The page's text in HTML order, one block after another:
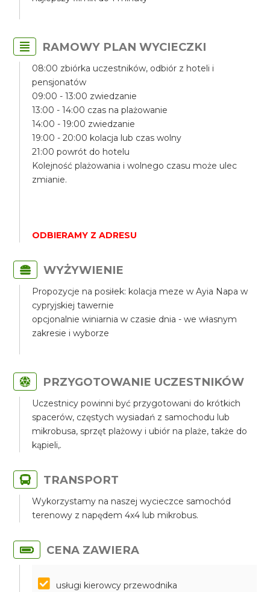
RAMOWY PLAN WYCIECZKI
08:00 zbiórka uczestników, odbiór z hoteli i
pensjonatów
09:00 - 13:00 zwiedzanie
13:00 - 14:00 czas na plażowanie
14:00 - 19:00 zwiedzanie
19:00 - 20:00 kolacja lub czas wolny
21:00 powrót do hotelu
Kolejność plażowania i wolnego czasu może ulec
zmianie.
ODBIERAMY Z ADRESU
WYŻYWIENIE
Propozycje na posiłek: kolacja meze w Ayia Napa w
cypryjskiej tawernie
opcjonalnie winiarnia w czasie dnia - we własnym
zakresie i wyborze
PRZYGOTOWANIE UCZESTNIKÓW
Uczestnicy powinni być przygotowani do krótkich
spacerów, częstych wysiadań z samochodu lub
mikrobusa, sprzęt plażowy i ubiór na plaże, także do
kąpieli,.
TRANSPORT
Wykorzystamy na naszej wycieczce samochód
terenowy z napędem 4x4 lub mikrobus.
CENA ZAWIERA
usługi kierowcy przewodnika